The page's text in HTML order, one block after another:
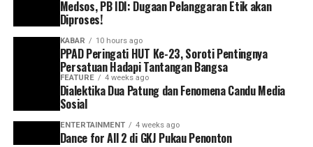
Selain Slank, gelaran ini juga menampilkan Baskara &
Ardhito Pramono, Andien, Ruth Sahanaya, Dira Sugandi,
Yura Yunita, Dwiki Dharmawan, 5 Petani, Barry
Likumahuwa, Andre Dinuth, Maliq d’Essentials, John
Batiste, Daniel Caesar, Dave Koz, Earth Wind n Fire dan
Medsos, PB IDI: Dugaan Pelanggaran Etik akan
Diproses!
KABAR 10 hours ago
PPAD Peringati HUT Ke-23, Soroti Pentingnya
Persatuan Hadapi Tantangan Bangsa
FEATURE 4 weeks ago
Dialektika Dua Patung dan Fenomena Candu Media
Sosial
ENTERTAINMENT 4 weeks ago
Dance for All 2 di GKJ Pukau Penonton